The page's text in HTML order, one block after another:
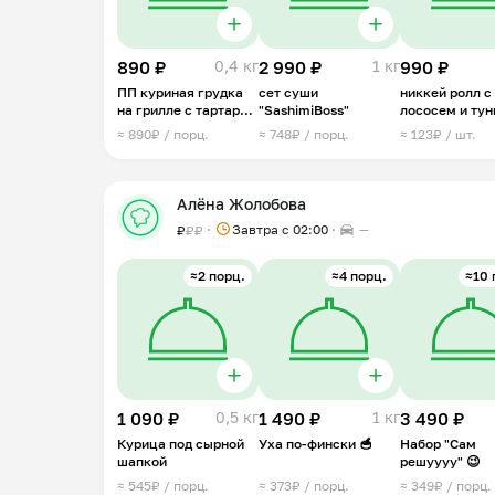
890 ₽ 0,4 кг
ПП куриная грудка
на грилле с тартаром
из манго
≈ 890₽ / порц.
2 990 ₽ 1 кг
сет суши
"SashimiBoss"
≈ 748₽ / порц.
990 ₽
никкей ролл с
лососем и
≈ 123₽ / шт.
Алёна Жолобова
₽₽₽ Завтра c 02:00 —
≈2 порц.
1 090 ₽ 0,5 кг
Курица под сырной
шапкой
≈ 545₽ / порц.
≈4 порц.
1 490 ₽ 1 кг
Уха по-фински 🥣
≈ 373₽ / порц.
≈10
3 490 ₽
Набор "Сам
решуууу" 😉
≈ 349₽ / порц.